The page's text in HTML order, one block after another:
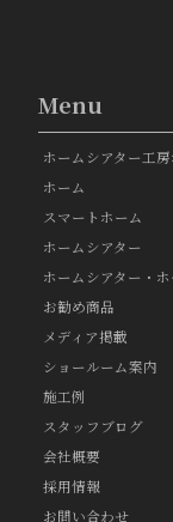
Menu
ホームシアター工
ホーム
スマートホーム
ホームシアター
ホームシアター・
お勧め商品
メディア掲載
ショールーム案内
施工例
スタッフブログ
会社概要
採用情報
お問い合わせ